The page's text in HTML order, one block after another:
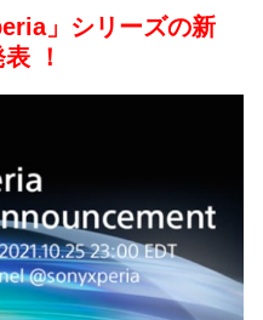
」シリーズの新
！